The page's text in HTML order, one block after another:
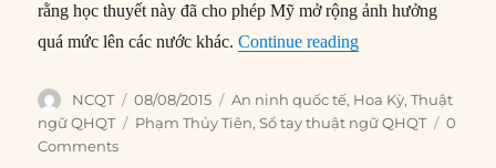
rằng học thuyết này đã cho phép Mỹ mở rộng ảnh hưởng
quá mức lên các nước khác.Continue reading“Học thuyết Bush
Author
NCQT
Posted
on
08/08/2015 Categories
An ninh quốc tế, Hoa Kỳ,Thuật
ngữ QHQT
Tags
Phạm Thủy Tiên,Sổ tay thuật ngữ QHQT
0
Comments